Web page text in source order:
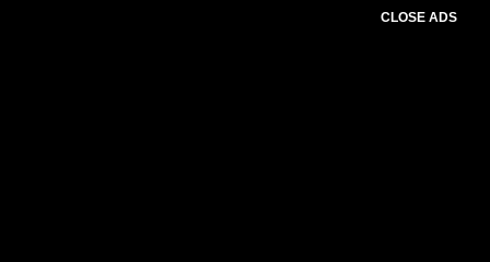
CLOSE ADS